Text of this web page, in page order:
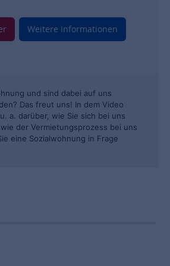
Weitere Informationen
und sind dabei auf uns
Das freut uns! In dem Video
a. darüber, wie Sie sich bei uns
der Vermietungsprozess bei uns
eine Sozialwohnung in Frage